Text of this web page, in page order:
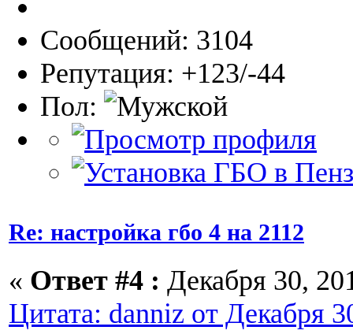
Сообщений: 3104
Репутация: +123/-44
Пол:
Re: настройка гбо 4 на 2112
« Ответ #4 : Декабря 30,
Цитата: danniz от Декабря